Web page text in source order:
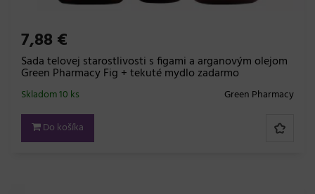
7,88 €
Sada telovej starostlivosti s figami a arganovým olejom
Green Pharmacy Fig + tekuté mydlo zadarmo
Green Pharmacy
Skladom 10 ks
Do košíka